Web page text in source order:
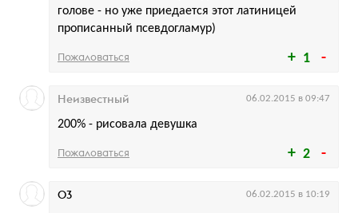
1
голове - но уже приедается этот латиницей
прописанный псевдогламур)
Пожаловаться
2
200% - рисовала девушка
Неизвестный 06.02.2015 в 09:47
Пожаловаться
03 06.02.2015 в 10:19